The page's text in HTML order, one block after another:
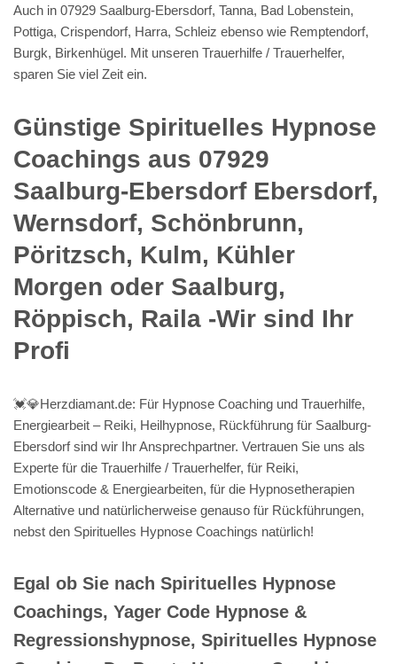
Auch in 07929 Saalburg-Ebersdorf, Tanna, Bad Lobenstein,
Pottiga, Crispendorf, Harra, Schleiz ebenso wie Remptendorf,
Burgk, Birkenhügel. Mit unseren Trauerhilfe / Trauerhelfer,
sparen Sie viel Zeit ein.
Günstige Spirituelles Hypnose
Coachings aus 07929
Saalburg-Ebersdorf Ebersdorf,
Wernsdorf, Schönbrunn,
Pöritzsch, Kulm, Kühler
Morgen oder Saalburg,
Röppisch, Raila -Wir sind Ihr
Profi
💓️💎Herzdiamant.de: Für Hypnose Coaching und Trauerhilfe,
Energiearbeit – Reiki, Heilhypnose, Rückführung für Saalburg-
Ebersdorf sind wir Ihr Ansprechpartner. Vertrauen Sie uns als
Experte für die Trauerhilfe / Trauerhelfer, für Reiki,
Emotionscode & Energiearbeiten, für die Hypnosetherapien
Alternative und natürlicherweise genauso für Rückführungen,
nebst den Spirituelles Hypnose Coachings natürlich!
Egal ob Sie nach Spirituelles Hypnose
Coachings, Yager Code Hypnose &
Regressionshypnose, Spirituelles Hypnose